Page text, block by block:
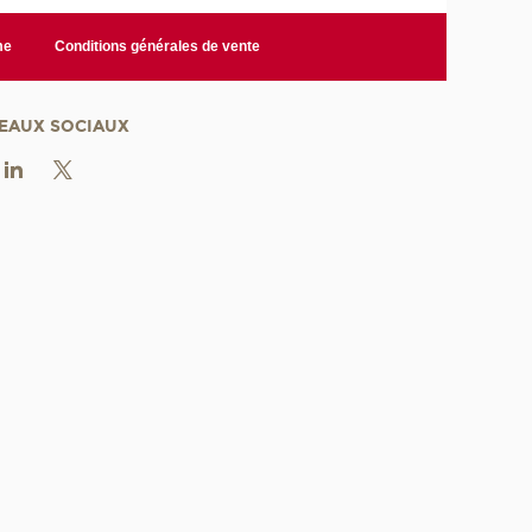
Conditions générales de vente
SOCIAUX